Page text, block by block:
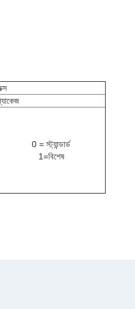
0 = স্ট্যান্ডার্ড
1=বিশেষ